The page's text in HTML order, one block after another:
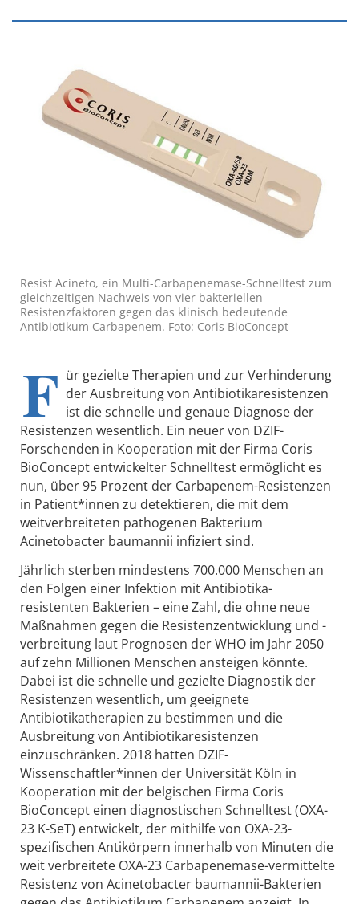
Resist Acineto, ein Multi-Carbapenemase-Schnelltest zum
gleichzeitigen Nachweis von vier bakteriellen
Resistenzfaktoren gegen das klinisch bedeutende
Antibiotikum Carbapenem. Foto: Coris BioConcept
F ür gezielte Therapien und zur Verhinderung
der Ausbreitung von Antibiotikaresistenzen
ist die schnelle und genaue Diagnose der
Resistenzen wesentlich. Ein neuer von DZIF-
Forschenden in Kooperation mit der Firma Coris
BioConcept entwickelter Schnelltest ermöglicht es
nun, über 95 Prozent der Carbapenem-Resistenzen
in Patient*innen zu detektieren, die mit dem
weitverbreiteten pathogenen Bakterium
Acinetobacter baumannii infiziert sind.
Jährlich sterben mindestens 700.000 Menschen an
den Folgen einer Infektion mit Antibiotika-
resistenten Bakterien – eine Zahl, die ohne neue
Maßnahmen gegen die Resistenzentwicklung und -
verbreitung laut Prognosen der WHO im Jahr 2050
auf zehn Millionen Menschen ansteigen könnte.
Dabei ist die schnelle und gezielte Diagnostik der
Resistenzen wesentlich, um geeignete
Antibiotikatherapien zu bestimmen und die
Ausbreitung von Antibiotikaresistenzen
einzuschränken. 2018 hatten DZIF-
Wissenschaftler*innen der Universität Köln in
Kooperation mit der belgischen Firma Coris
BioConcept einen diagnostischen Schnelltest (OXA-
23 K-SeT) entwickelt, der mithilfe von OXA-23-
spezifischen Antikörpern innerhalb von Minuten die
weit verbreitete OXA-23 Carbapenemase-vermittelte
Resistenz von Acinetobacter baumannii-Bakterien